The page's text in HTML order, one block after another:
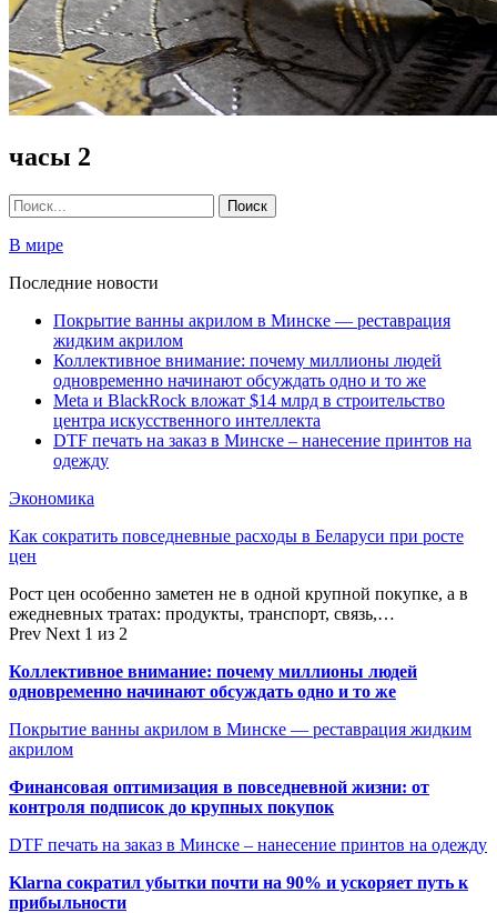
часы 2
В мире
Последние новости
Покрытие ванны акрилом в Минске — реставрация
жидким акрилом
Коллективное внимание: почему миллионы людей
одновременно начинают обсуждать одно и то же
Meta и BlackRock вложат $14 млрд в строительство
центра искусственного интеллекта
DTF печать на заказ в Минске – нанесение принтов на
одежду
Экономика
Как сократить повседневные расходы в Беларуси при росте
цен
Рост цен особенно заметен не в одной крупной покупке, а в
ежедневных тратах: продукты, транспорт, связь,…
Prev Next 1 из 2
Коллективное внимание: почему миллионы людей
одновременно начинают обсуждать одно и то же
Покрытие ванны акрилом в Минске — реставрация жидким
акрилом
Финансовая оптимизация в повседневной жизни: от
контроля подписок до крупных покупок
DTF печать на заказ в Минске – нанесение принтов на одежду
Klarna сократил убытки почти на 90% и ускоряет путь к
прибыльности